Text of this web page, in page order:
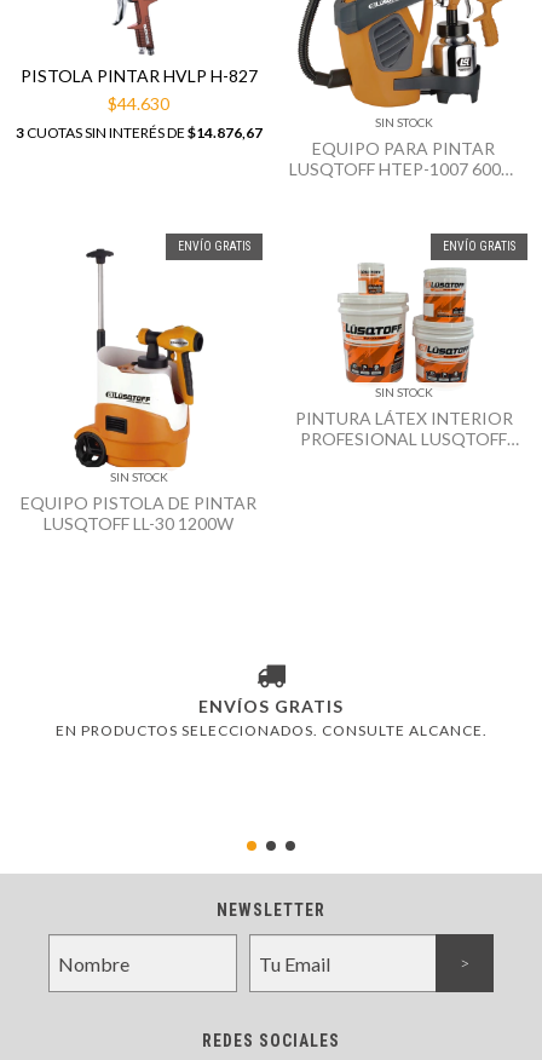
PISTOLA PINTAR HVLP H-827
$44.630
3CUOTAS SIN INTERÉS DE $14.876,67
SIN STOCK
EQUIPO PARA PINTAR
LUSQTOFF HTEP-1007 600W
ENVÍO GRATIS
SIN STOCK
EQUIPO PISTOLA DE PINTAR
LUSQTOFF LL-30 1200W
ENVÍO GRATIS
SIN STOCK
PINTURA LÁTEX INTERIOR
PROFESIONAL LUSQTOFF
ENVÍOS GRATIS
EN PRODUCTOS SELECCIONADOS. CONSULTE ALCANCE.
NEWSLETTER
REDES SOCIALES